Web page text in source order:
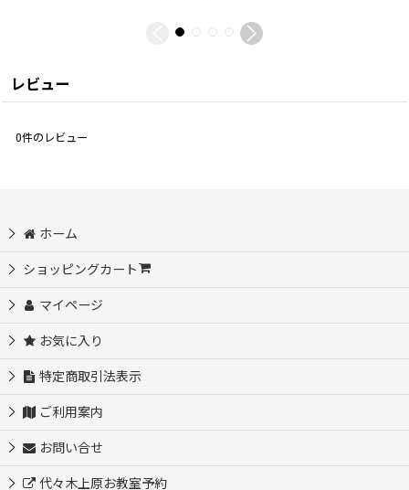
レビュー
0件のレビュー
ホーム
ショッピングカート
マイページ
お気に入り
特定商取引法表示
ご利用案内
お問い合せ
代々木上原お教室予約